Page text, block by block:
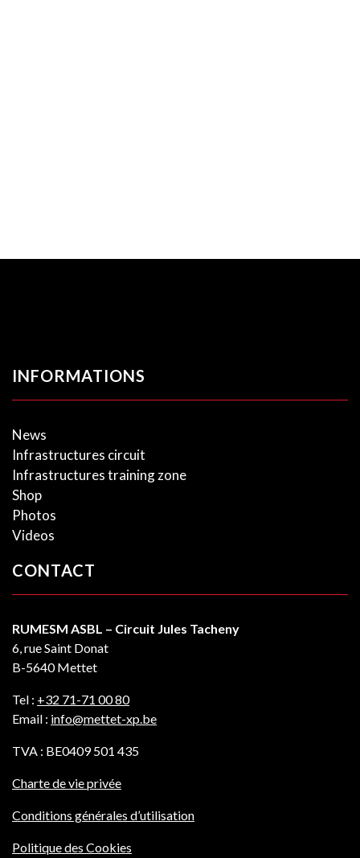
INFORMATIONS
News
Infrastructures circuit
Infrastructures training zone
Shop
Photos
Videos
CONTACT
RUMESM ASBL – Circuit Jules Tacheny
6, rue Saint Donat
B-5640 Mettet
Tel : +32 71-71 00 80
Email : info@mettet-xp.be
TVA : BE0409 501 435
Charte de vie privée
Conditions générales d’utilisation
Politique des Cookies